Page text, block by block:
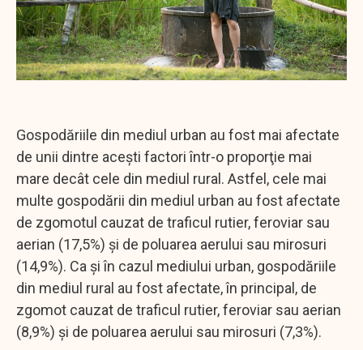
Gospodăriile din mediul urban au fost mai afectate
de unii dintre aceşti factori într-o proporţie mai
mare decât cele din mediul rural. Astfel, cele mai
multe gospodării din mediul urban au fost afectate
de zgomotul cauzat de traficul rutier, feroviar sau
aerian (17,5%) şi de poluarea aerului sau mirosuri
(14,9%). Ca şi în cazul mediului urban, gospodăriile
din mediul rural au fost afectate, în principal, de
zgomot cauzat de traficul rutier, feroviar sau aerian
(8,9%) şi de poluarea aerului sau mirosuri (7,3%).